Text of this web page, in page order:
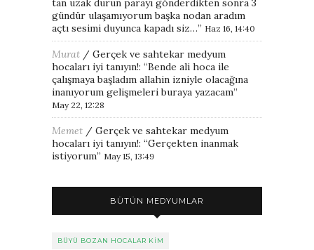
tan uzak durun parayı gönderdikten sonra 3
gündür ulaşamıyorum başka nodan aradım
açtı sesimi duyunca kapadı siz…” Haz 16, 14:40
Murat / Gerçek ve sahtekar medyum
hocaları iyi tanıyın!: “Bende ali hoca ile
çalışmaya başladım allahin izniyle olacağına
inanıyorum gelişmeleri buraya yazacam”
May 22, 12:28
Memet / Gerçek ve sahtekar medyum
hocaları iyi tanıyın!: “Gerçekten inanmak
istiyorum” May 15, 13:49
BÜTÜN MEDYUMLAR
BÜYÜ BOZAN HOCALAR KIM